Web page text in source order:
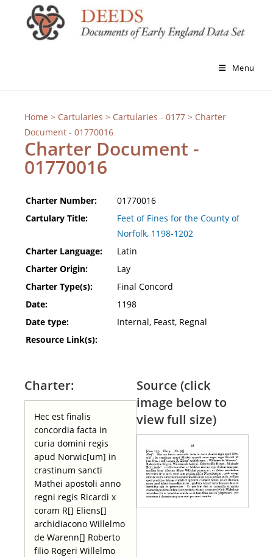
Menu
Home > Cartularies > Cartularies - 0177> Charter
Document - 01770016
Charter Document -
01770016
Charter Number:
01770016
Cartulary Title:
Feet of Fines for the County of
Norfolk, 1198-1202
Charter Language:
Latin
Charter Origin:
Lay
Charter Type(s):
Final Concord
Date:
1198
Date type:
Internal, Feast, Regnal
Resource Link(s):
Charter:
Hec est finalis
concordia facta in
curia domini regis
apud Norwic[um] in
crastinum sancti
Mathei apostoli anno
regni regis Ricardi x
coram R[] Eliens[]
archidiacono Willelmo
de Warenn[] Roberto
filio Rogeri Willelmo
Source (click
image below to
view full size)